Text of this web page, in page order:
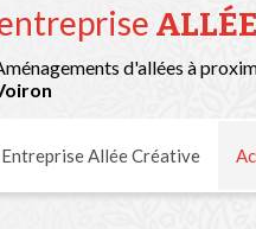
d'allées à
Entreprise Allée Créative